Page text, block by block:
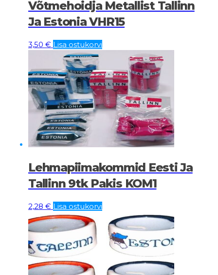
Võtmehoidja Metallist Tallinn
Ja Estonia VHR15
3,50 € Lisa ostukorvi
Lehmapiimakommid Eesti Ja
Tallinn 9tk Pakis KOM1
2,28 € Lisa ostukorvi